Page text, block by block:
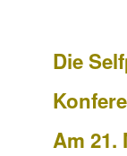
Die
Am 21.